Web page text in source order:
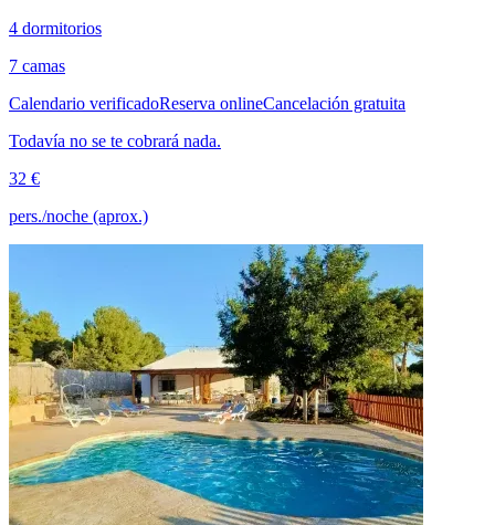
4 dormitorios
7 camas
Calendario verificadoReserva onlineCancelación gratuita
Todavía no se te cobrará nada.
32 €
pers./noche (aprox.)